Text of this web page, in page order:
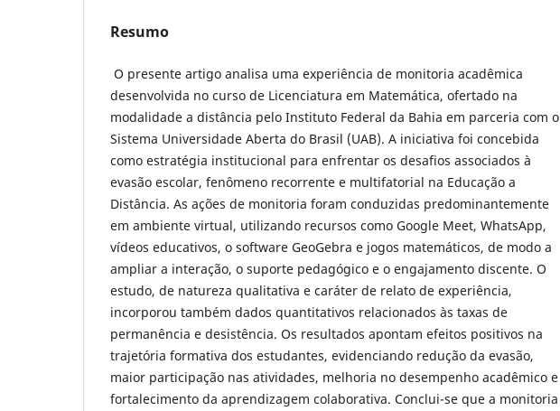
Resumo
O presente artigo analisa uma experiência de monitoria acadêmica
desenvolvida no curso de Licenciatura em Matemática, ofertado na
modalidade a distância pelo Instituto Federal da Bahia em parceria com o
Sistema Universidade Aberta do Brasil (UAB). A iniciativa foi concebida
como estratégia institucional para enfrentar os desafios associados à
evasão escolar, fenômeno recorrente e multifatorial na Educação a
Distância. As ações de monitoria foram conduzidas predominantemente
em ambiente virtual, utilizando recursos como Google Meet, WhatsApp,
vídeos educativos, o software GeoGebra e jogos matemáticos, de modo a
ampliar a interação, o suporte pedagógico e o engajamento discente. O
estudo, de natureza qualitativa e caráter de relato de experiência,
incorporou também dados quantitativos relacionados às taxas de
permanência e desistência. Os resultados apontam efeitos positivos na
trajetória formativa dos estudantes, evidenciando redução da evasão,
maior participação nas atividades, melhoria no desempenho acadêmico e
fortalecimento da aprendizagem colaborativa. Conclui-se que a monitoria